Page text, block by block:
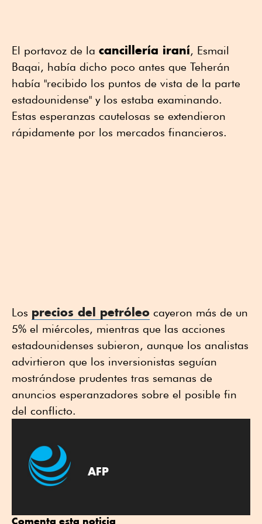
El portavoz de la cancillería iraní, Esmail
Baqai, había dicho poco antes que Teherán
había "recibido los puntos de vista de la parte
estadounidense" y los estaba examinando.
Estas esperanzas cautelosas se extendieron
rápidamente por los mercados financieros.
Los precios del petróleo cayeron más de un
5% el miércoles, mientras que las acciones
estadounidenses subieron, aunque los analistas
advirtieron que los inversionistas seguían
mostrándose prudentes tras semanas de
anuncios esperanzadores sobre el posible fin
del conflicto.
AFP
Comenta esta noticia